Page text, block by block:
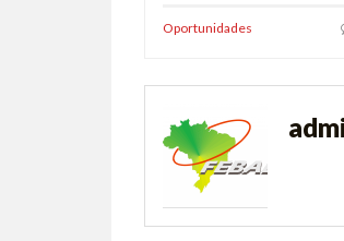
Oportunidades